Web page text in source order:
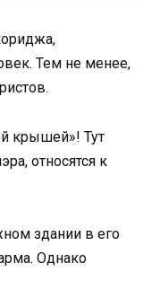
Тем не менее,
крышей»! Тут
относятся к
здании в его
Однако